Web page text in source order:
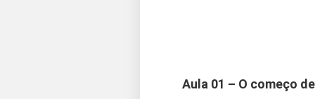
Aula 01 – O começo